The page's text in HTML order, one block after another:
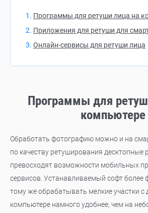
Программы для ретуши лица на
Приложения для ретуши для
Онлайн-сервисы для ретуши лица
Программы для
компьютере
Обработать фотографию можно и на
по качеству ретуширования десктопные
превосходят возможности мобильных
сервисов. Устанавливаемый софт более
тому же обрабатывать мелкие участки с
компьютере намного удобнее, чем на